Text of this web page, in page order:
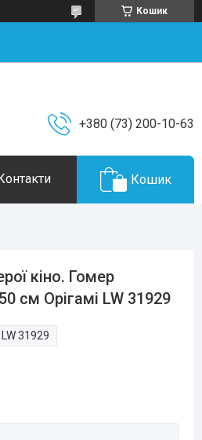
Кошик
+380 (73) 200-10-63
Кошик
кіно. Гомер
см Орігамі LW 31929
LW 31929